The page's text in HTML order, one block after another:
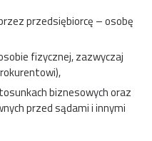
przedsiębiorcę – osobę
fizycznej, zazwyczaj
biznesowych oraz
przed sądami i innymi